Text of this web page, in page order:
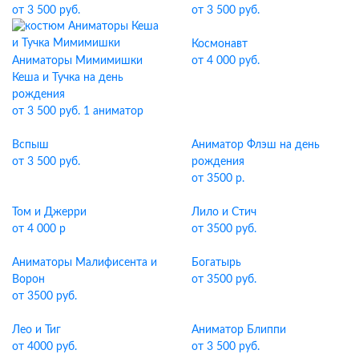
от 3 500 руб.
от 3 500 руб.
Аниматоры Мимимишки
Кеша и Тучка на день
рождения
от 3 500 руб. 1 аниматор
Космонавт
от 4 000 руб.
Вспыш
от 3 500 руб.
Аниматор Флэш на день
рождения
от 3500 р.
Том и Джерри
от 4 000 р
Лило и Стич
от 3500 руб.
Аниматоры Малифисента и
Ворон
от 3500 руб.
Богатырь
от 3500 руб.
Лео и Тиг
от 4000 руб.
Аниматор Блиппи
от 3 500 руб.